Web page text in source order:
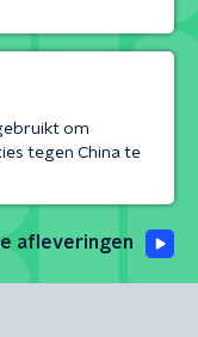
om
tegen China te
afleveringen